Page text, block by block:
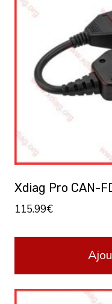
Xdiag Pro CAN-
115.99€